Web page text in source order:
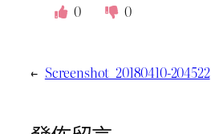
0 0
← Screenshot_20180410-204522